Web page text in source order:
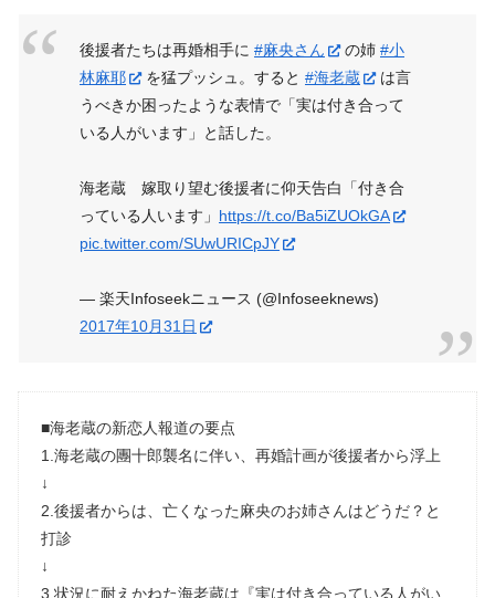
後援者たちは再婚相手に #麻央さん の姉 #小
林麻耶
を猛プッシュ。すると #海老蔵
は言
うべきか困ったような表情で「実は付き合って
いる人がいます」と話した。
海老蔵 嫁取り望む後援者に仰天告白「付き合
っている人います」 https://t.co/Ba5iZUOkGA
pic.twitter.com/SUwURICpJY
— 楽天Infoseekニュース (@Infoseeknews)
2017年10月31日
■海老蔵の新恋人報道の要点
1.海老蔵の團十郎襲名に伴い、再婚計画が後援者から浮上
↓
2.後援者からは、亡くなった麻央のお姉さんはどうだ？と
打診
↓
3.状況に耐えかねた海老蔵は『実は付き合っている人がい